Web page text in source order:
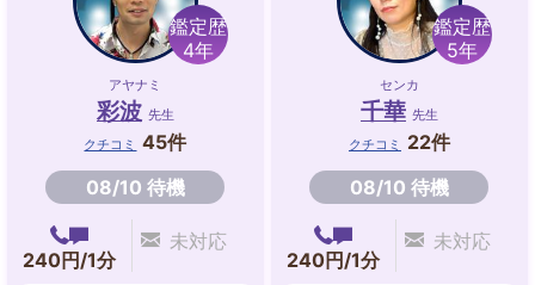
鑑定歴
4年
アヤナミ
彩波 先生
クチコミ
45件
08/10 待機
240円/1分
未対応
鑑定歴
5年
センカ
千華 先生
クチコミ
22件
08/10 待機
240円/1分
未対応